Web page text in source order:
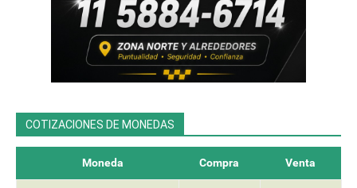
COTIZACIONES DE MONEDAS
Moneda Compra Venta